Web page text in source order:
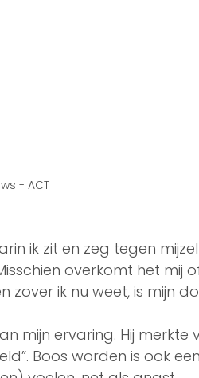
- ACT
ik zit en zeg tegen
overkomt het mij
zover ik nu weet, is mijn
mijn ervaring. Hij merkte
Boos worden is ook een